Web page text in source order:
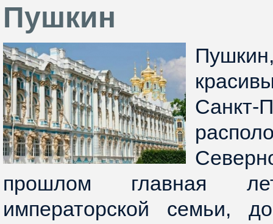
Пушкин
Санкт-
прошлом главная
императорской семьи,